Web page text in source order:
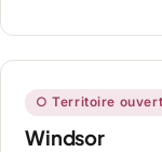
○ Territoire ouvert
Windsor